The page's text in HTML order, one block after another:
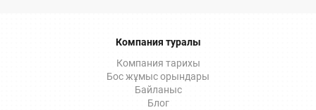
Компания туралы
Компания тарихы
Бос жұмыс орындары
Байланыс
Блог